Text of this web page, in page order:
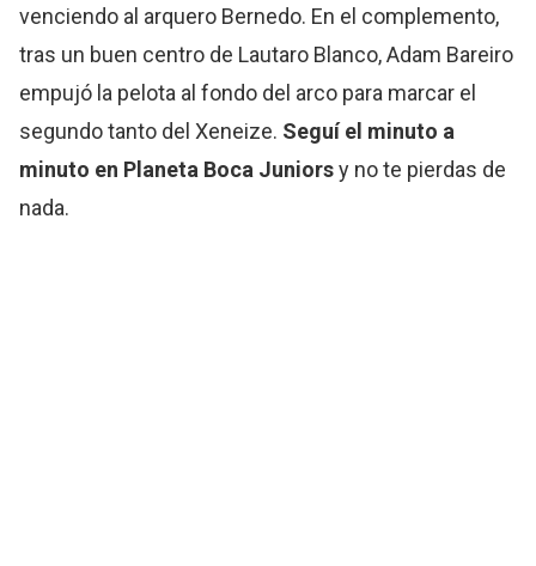
venciendo al arquero Bernedo. En el complemento,
tras un buen centro de Lautaro Blanco, Adam Bareiro
empujó la pelota al fondo del arco para marcar el
segundo tanto del Xeneize. Seguí el minuto a
minuto en Planeta Boca Juniorsy no te pierdas de
nada.